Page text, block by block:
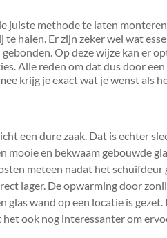
juiste methode te laten
halen. Er zijn zeker wel wat
Op deze wijze kan er
Alle reden om dat dus door een
krijg je exact wat je wenst als
een dure zaak. Dat is echter
mooie en bekwaam gebouwde
meteen nadat het schuifdeur
lager. De opwarming door
glas wand op een locatie is gezet.
ook nog interessanter om